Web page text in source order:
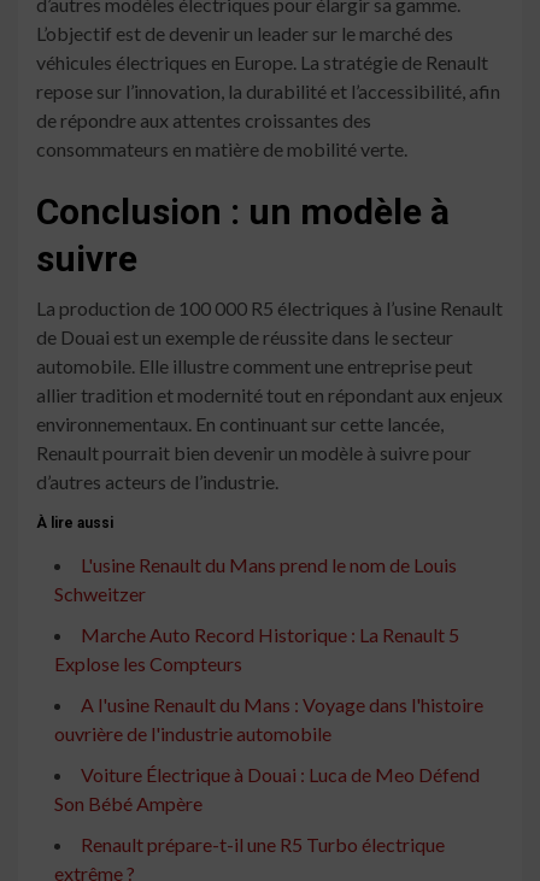
L’objectif est de devenir un leader sur le marché des
véhicules électriques en Europe. La stratégie de Renault
repose sur l’innovation, la durabilité et l’accessibilité, afin
de répondre aux attentes croissantes des
consommateurs en matière de mobilité verte.
Conclusion : un modèle à
suivre
La production de 100 000 R5 électriques à l’usine Renault
de Douai est un exemple de réussite dans le secteur
automobile. Elle illustre comment une entreprise peut
allier tradition et modernité tout en répondant aux enjeux
environnementaux. En continuant sur cette lancée,
Renault pourrait bien devenir un modèle à suivre pour
d’autres acteurs de l’industrie.
À lire aussi
L'usine Renault du Mans prend le nom de Louis
Schweitzer
Marche Auto Record Historique : La Renault 5
Explose les Compteurs
A l'usine Renault du Mans : Voyage dans l'histoire
ouvrière de l'industrie automobile
Voiture Électrique à Douai : Luca de Meo Défend
Son Bébé Ampère
Renault prépare-t-il une R5 Turbo électrique
extrême ?